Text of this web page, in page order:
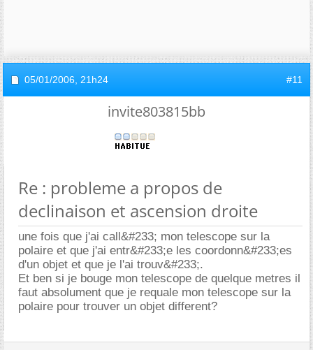
05/01/2006, 21h24 #11
invite803815bb
Re : probleme a propos de
declinaison et ascension droite
une fois que j'ai call&#233; mon telescope sur la
polaire et que j'ai entr&#233;e les coordonn&#233;es
d'un objet et que je l'ai trouv&#233;.
Et ben si je bouge mon telescope de quelque metres il
faut absolument que je requale mon telescope sur la
polaire pour trouver un objet different?